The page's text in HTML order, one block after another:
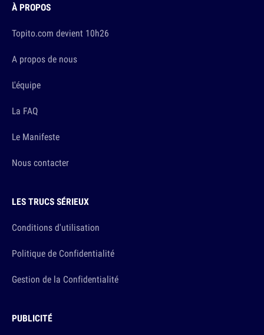
À PROPOS
Topito.com devient 10h26
A propos de nous
L'équipe
La FAQ
Le Manifeste
Nous contacter
LES TRUCS SÉRIEUX
Conditions d'utilisation
Politique de Confidentialité
Gestion de la Confidentialité
PUBLICITÉ